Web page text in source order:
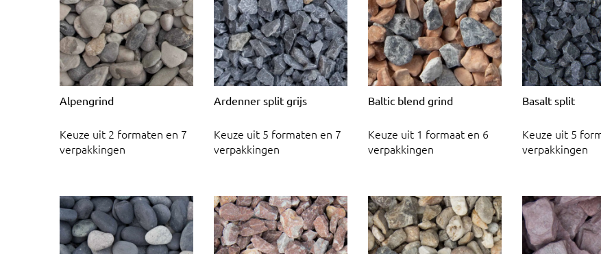
Alpengrind
Keuze uit 2 formaten en 7
verpakkingen
Ardenner split grijs
Keuze uit 5 formaten en 7
verpakkingen
Baltic blend grind
Keuze uit 1 formaat en 6
verpakkingen
Basalt split
Keuze uit 5
verpakkingen